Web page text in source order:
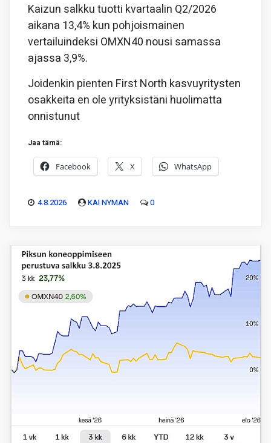
Kaizun salkku tuotti kvartaalin Q2/2026
aikana 13,4% kun pohjoismainen
vertailuindeksi OMXN40 nousi samassa
ajassa 3,9%.
Joidenkin pienten First North kasvuyritysten
osakkeita en ole yrityksistäni huolimatta
onnistunut
Jaa tämä:
Facebook X WhatsApp
4.8.2026 KAI NYMAN 0